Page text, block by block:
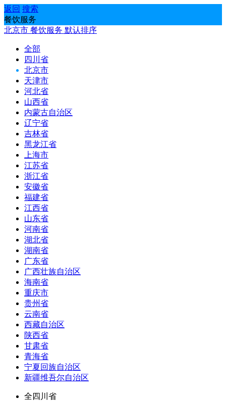
返回 搜索
餐饮服务
北京市 餐饮服务 默认排序
全部
四川省
北京市
天津市
河北省
山西省
内蒙古自治区
辽宁省
吉林省
黑龙江省
上海市
江苏省
浙江省
安徽省
福建省
江西省
山东省
河南省
湖北省
湖南省
广东省
广西壮族自治区
海南省
重庆市
贵州省
云南省
西藏自治区
陕西省
甘肃省
青海省
宁夏回族自治区
新疆维吾尔自治区
全四川省